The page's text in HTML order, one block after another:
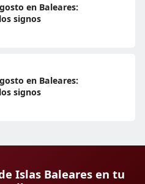
en Baleares:
signos
en Baleares:
signos
Islas Baleares en tu